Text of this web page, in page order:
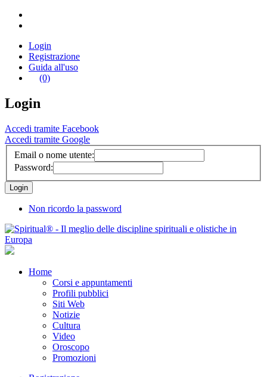
Login
Registrazione
Guida all'uso
(0)
Login
Accedi tramite Facebook
Accedi tramite Google
Email o nome utente:
Password:
Non ricordo la password
Home
Corsi e appuntamenti
Profili pubblici
Siti Web
Notizie
Cultura
Video
Oroscopo
Promozioni